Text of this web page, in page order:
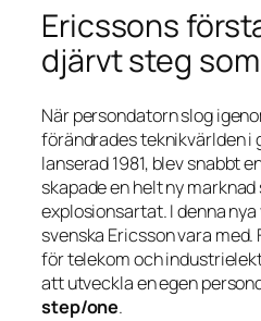
Ericssons
djärvt steg
När persondatorn slog
förändrades teknikvärlden i
lanserad 1981, blev snabbt
skapade en helt ny
explosionsartat. I denna
svenska Ericsson vara
för telekom och
att utveckla en egen
step/one.